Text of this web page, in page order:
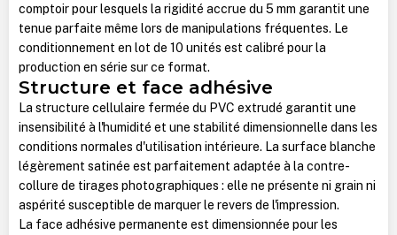
comptoir pour lesquels la rigidité accrue du 5 mm garantit une
tenue parfaite même lors de manipulations fréquentes. Le
conditionnement en lot de 10 unités est calibré pour la
production en série sur ce format.
Structure et face adhésive
La structure cellulaire fermée du PVC extrudé garantit une
insensibilité à l'humidité et une stabilité dimensionnelle dans les
conditions normales d'utilisation intérieure. La surface blanche
légèrement satinée est parfaitement adaptée à la contre-
collure de tirages photographiques : elle ne présente ni grain ni
aspérité susceptible de marquer le revers de l'impression.
La face adhésive permanente est dimensionnée pour les